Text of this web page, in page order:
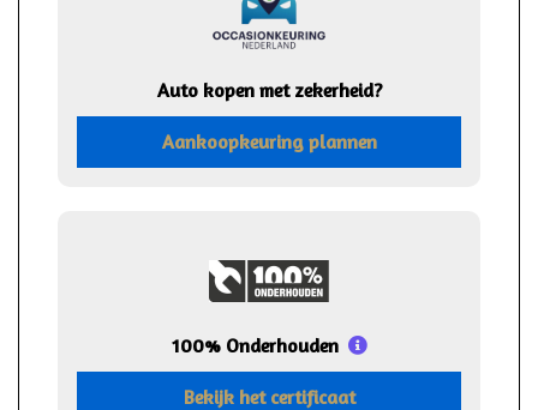
Auto kopen met zekerheid?
Aankoopkeuring plannen
100% Onderhouden
Bekijk het certificaat